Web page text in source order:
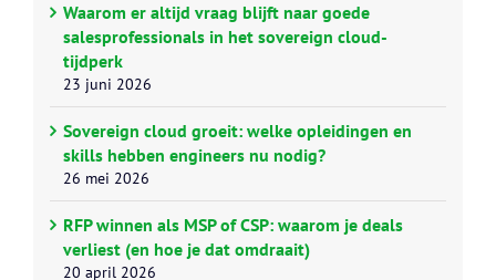
Waarom er altijd vraag blijft naar goede
salesprofessionals in het sovereign cloud-
tijdperk
23 juni 2026
Sovereign cloud groeit: welke opleidingen en
skills hebben engineers nu nodig?
26 mei 2026
RFP winnen als MSP of CSP: waarom je deals
verliest (en hoe je dat omdraait)
20 april 2026